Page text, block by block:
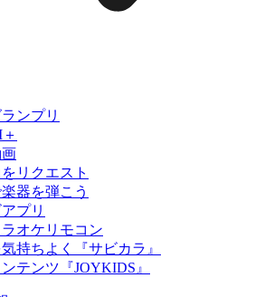
ンプリ
リクエスト
器を弾こう
プリ
オケリモコン
持ちよく『サビカラ』
テンツ『JOYKIDS』